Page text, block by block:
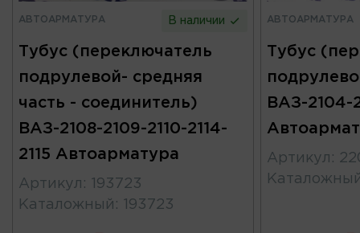
АВТОАРМАТУРА В наличии
Тубус (переключатель
подрулевой- средняя
часть - соединитель)
ВАЗ-2108-2109-2110-2114-
2115 Автоарматура
Артикул :
193723
Каталожный : 193723
АВТОАРМАТУРА
Тубус
ВАЗ-2104-
Артикул :